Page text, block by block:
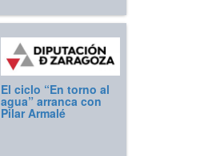
El ciclo “En torno al
agua” arranca con
Pilar Armalé